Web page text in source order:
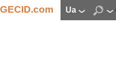
GECID.com ua